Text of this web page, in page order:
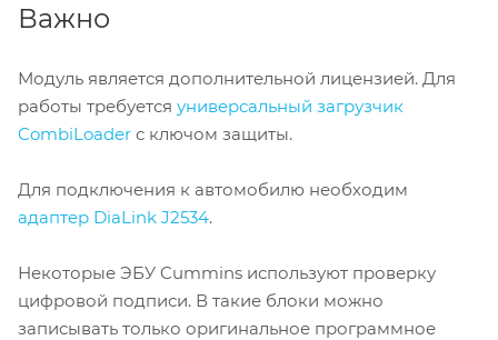
Важно
Модуль является дополнительной лицензией. Для
работы требуется универсальный загрузчик
CombiLoader с ключом защиты.
Для подключения к автомобилю необходим
адаптер DiaLink J2534.
Некоторые ЭБУ Cummins используют проверку
цифровой подписи. В такие блоки можно
записывать только оригинальное программное